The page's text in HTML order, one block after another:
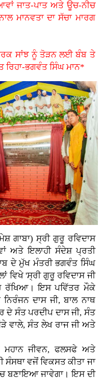
ਜਾਤ-ਪਾਤ ਅਤੇ ਊਚ-ਨੀਚ
ਮਾਨਵਤਾ ਦਾ ਸੱਚਾ ਮਾਰਗ
ਸਾਂਝ ਨੂੰ ਤੋੜਨ ਲਈ ਬੰਬ ਤੇ
ਰਿਹਾ-ਭਗਵੰਤ ਸਿੰਘ ਮਾਨ*
ਗਾਬਾ)ਸ੍ਰੀ ਗੁਰੂ ਰਵਿਦਾਸ
ਅਤੇ ਇਲਾਹੀ ਸੰਦੇਸ਼ ਪ੍ਰਤੀ
ਦੇ ਮੁੱਖ ਮੰਤਰੀ ਭਗਵੰਤ ਸਿੰਘ
ਵਿਖੇ 'ਸ੍ਰੀ ਗੁਰੂ ਰਵਿਦਾਸ ਜੀ
ਰੱਖਿਆ। ਇਸ ਪਵਿੱਤਰ ਮੌਕੇ
ਦਾਸ ਜੀ, ਬਾਲ ਨਾਥ
ਸੰਤ ਪਰਦੀਪ ਦਾਸ ਜੀ, ਸੰਤ
ਵਾਲੇ, ਸੰਤ ਲੇਖ ਰਾਜ ਜੀ ਅਤੇ
ਮਹਾਨ ਜੀਵਨ, ਫਲਸਫੇ ਅਤੇ
ਵਜੋਂ ਵਿਕਸਤ ਕੀਤਾ ਜਾ
ਬਣਾਇਆ ਜਾਵੇਗਾ। ਇਸ ਦੀ